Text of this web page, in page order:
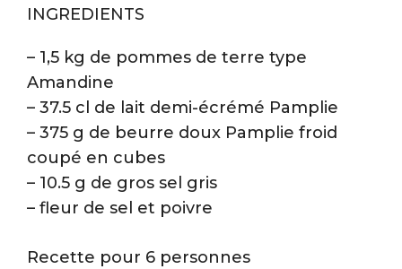
INGREDIENTS
– 1,5 kg de pommes de terre type
Amandine
– 37.5 cl de lait demi-écrémé Pamplie
– 375 g de beurre doux Pamplie froid
coupé en cubes
– 10.5 g de gros sel gris
– fleur de sel et poivre
Recette pour 6 personnes